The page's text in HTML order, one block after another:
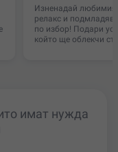
Изненадай любимия
релакс и
по избор! Подари
който ще облекчи
имат нужда